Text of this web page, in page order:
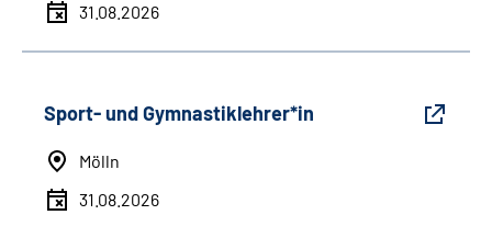
31.08.2026
Sport- und Gymnastiklehrer*in
Mölln
31.08.2026